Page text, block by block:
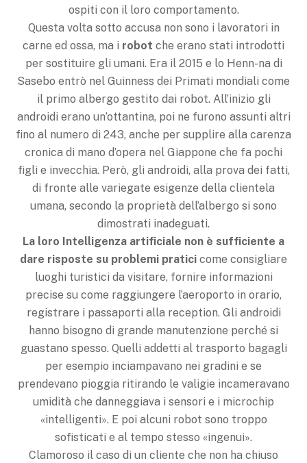
ospiti con il loro comportamento.
Questa volta sotto accusa non sono i lavoratori in
carne ed ossa, ma i robot che erano stati introdotti
per sostituire gli umani. Era il 2015 e lo Henn-na di
Sasebo entrò nel Guinness dei Primati mondiali come
il primo albergo gestito dai robot. All’inizio gli
androidi erano un’ottantina, poi ne furono assunti altri
fino al numero di 243, anche per supplire alla carenza
cronica di mano d’opera nel Giappone che fa pochi
figli e invecchia. Però, gli androidi, alla prova dei fatti,
di fronte alle variegate esigenze della clientela
umana, secondo la proprietà dell’albergo si sono
dimostrati inadeguati.
La loro Intelligenza artificiale non è sufficiente a
dare risposte su problemi pratici come consigliare
luoghi turistici da visitare, fornire informazioni
precise su come raggiungere l’aeroporto in orario,
registrare i passaporti alla reception. Gli androidi
hanno bisogno di grande manutenzione perché si
guastano spesso. Quelli addetti al trasporto bagagli
per esempio inciampavano nei gradini e se
prendevano pioggia ritirando le valigie incameravano
umidità che danneggiava i sensori e i microchip
«intelligenti». E poi alcuni robot sono troppo
sofisticati e al tempo stesso «ingenui».
Clamoroso il caso di un cliente che non ha chiuso